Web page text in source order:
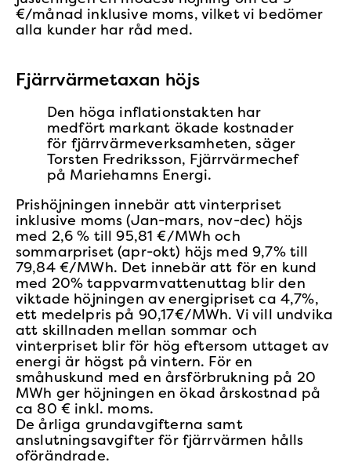
€/månad inklusive moms, vilket vi bedömer
alla kunder har råd med.
Fjärrvärmetaxan höjs
Den höga inflationstakten har
medfört markant ökade kostnader
för fjärrvärmeverksamheten, säger
Torsten Fredriksson, Fjärrvärmechef
på Mariehamns Energi.
Prishöjningen innebär att vinterpriset
inklusive moms (Jan-mars, nov-dec) höjs
med 2,6 % till 95,81 €/MWh och
sommarpriset (apr-okt) höjs med 9,7% till
79,84 €/MWh. Det innebär att för en kund
med 20% tappvarmvattenuttag blir den
viktade höjningen av energipriset ca 4,7%,
ett medelpris på 90,17€/MWh. Vi vill undvika
att skillnaden mellan sommar och
vinterpriset blir för hög eftersom uttaget av
energi är högst på vintern. För en
småhuskund med en årsförbrukning på 20
MWh ger höjningen en ökad årskostnad på
ca 80 € inkl. moms.
De årliga grundavgifterna samt
anslutningsavgifter för fjärrvärmen hålls
oförändrade.